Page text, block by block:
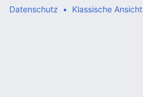
Datenschutz Klassische Ansicht